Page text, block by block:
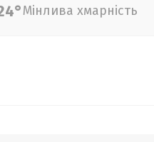
Мінлива хмарність